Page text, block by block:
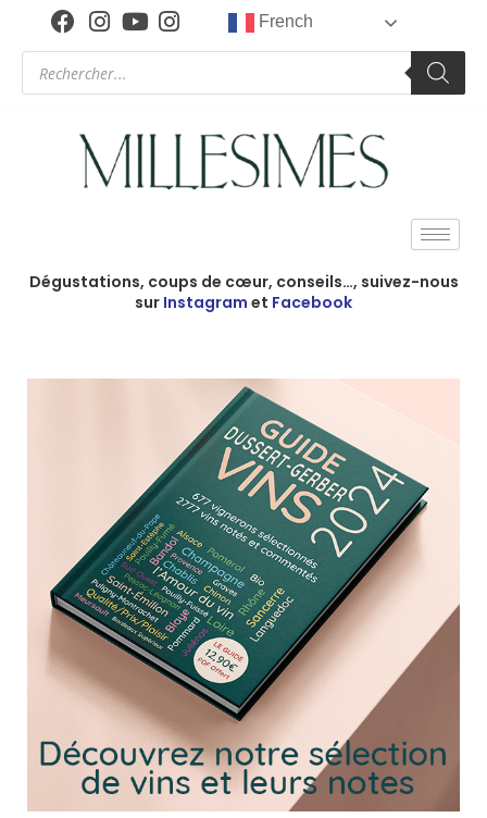
French
Dégustations, coups de cœur, conseils…, suivez-nous
sur Instagram et Facebook